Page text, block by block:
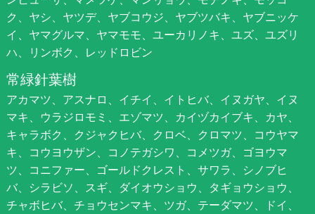
ク、ヤシ、ヤツデ、ヤブコウジ、ヤブツバキ、ヤブニッケ
イ、ヤマグルマ、ヤマモモ、ユーカリノキ、ユズ、ユズリ
ハ、リンボク、レッドロビン
常緑針葉樹
アカマツ、アスナロ、イチイ、イトヒバ、イヌガヤ、イヌ
マキ、ウラジロモミ、エゾマツ、カイヅカイブキ、カヤ、
キャラボク、クジャクヒバ、クロベ、クロマツ、コウヤマ
キ、コウヨウザン、コノテガシワ、コメツガ、ゴヨウマ
ツ、コニファー、ゴールドクレスト、サワラ、シノブヒ
バ、シラビソ、スギ、ダイオウショウ、タギョウショウ、
チャボヒバ、チョウセンマキ、ツガ、テーダマツ、ドイ、